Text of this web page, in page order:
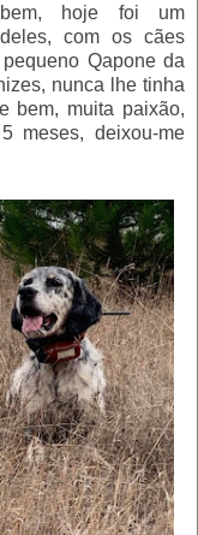
bem,
hoje foi um
deles, com os cães
Qapone da
nunca lhe tinha
bem, muita paixão,
meses, deixou-me